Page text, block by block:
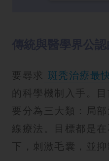
要尋求 斑秃治療最
的科學機制入手。
要分為三大類：局
線療法。目標都是
下，刺激毛囊，並